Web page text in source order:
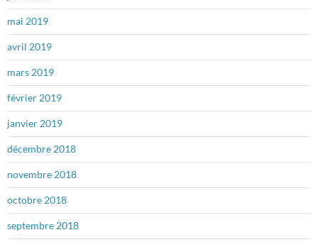
mai 2019
avril 2019
mars 2019
février 2019
janvier 2019
décembre 2018
novembre 2018
octobre 2018
septembre 2018